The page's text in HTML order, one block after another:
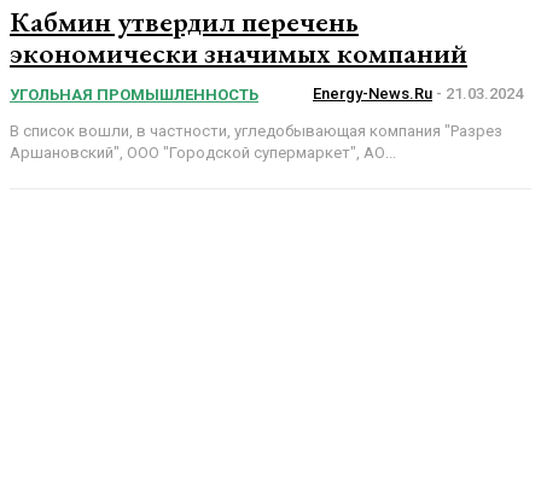
Кабмин утвердил перечень
экономически значимых компаний
УГОЛЬНАЯ ПРОМЫШЛЕННОСТЬ Energy-News.ru - 21.03.2024
В список вошли, в частности, угледобывающая компания "Разрез
Аршановский", ООО "Городской супермаркет", АО...